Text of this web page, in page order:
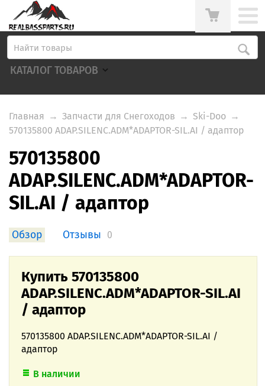
КАТАЛОГ ТОВАРОВ
Главная → Запчасти для Снегоходов → Ski-Doo →
570135800 ADAP.SILENC.ADM*ADAPTOR-SIL.AI / адаптор
570135800
ADAP.SILENC.ADM*ADAPTOR-
SIL.AI / адаптор
Обзор Отзывы 0
Купить 570135800
ADAP.SILENC.ADM*ADAPTOR-SIL.AI
/ адаптор
570135800 ADAP.SILENC.ADM*ADAPTOR-SIL.AI /
адаптор
В наличии